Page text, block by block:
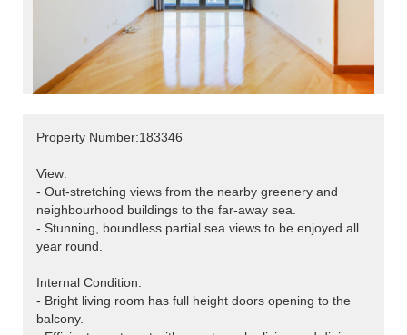
Property Number:183346
View:
- Out-stretching views from the nearby greenery and
neighbourhood buildings to the far-away sea.
- Stunning, boundless partial sea views to be enjoyed all
year round.
Internal Condition:
- Bright living room has full height doors opening to the
balcony.